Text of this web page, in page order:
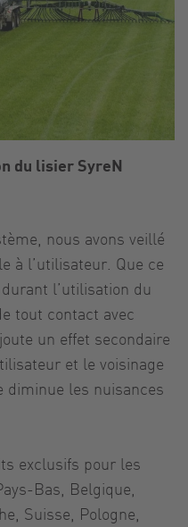
du lisier SyreN
nous avons veillé
à l’utilisateur. Que ce
l’utilisation du
tout contact avec
un effet secondaire
et le voisinage
diminue les nuisances
exclusifs pour les
Bas, Belgique,
Suisse, Pologne,